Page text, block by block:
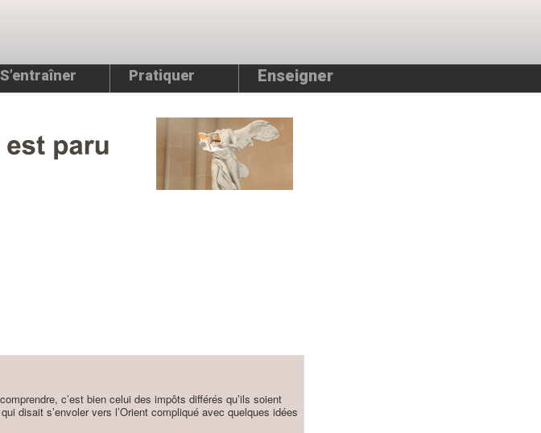
S’entraîner Pratiquer Enseigner
c’est bien celui des impôts différés qu’ils soient
disait s’envoler vers l’Orient compliqué avec quelques idées